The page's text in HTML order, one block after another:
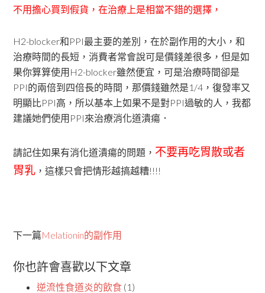
不用擔心買到假貨，在治療上是相當不錯的選擇，
H2-blocker和PPI最主要的差別，在於副作用的大小，和
治療時間的長短，消費者常會說可是價錢差很多，但是如
果你算算使用H2-blocker雖然便宜，可是治療時間卻是
PPI的兩倍到四倍長的時間，那價錢雖然是1/4，復發率又
明顯比PPI高，所以基本上如果不是對PPI過敏的人，我都
建議她們使用PPI來治療消化道潰瘍．
請記住如果有消化道潰瘍的問題， 不要再吃胃散或者
胃乳 ，這樣只會把情形越搞越糟!!!!
下一篇Melationin的副作用
你也許會喜歡以下文章
逆流性食道炎的飲食 (1)